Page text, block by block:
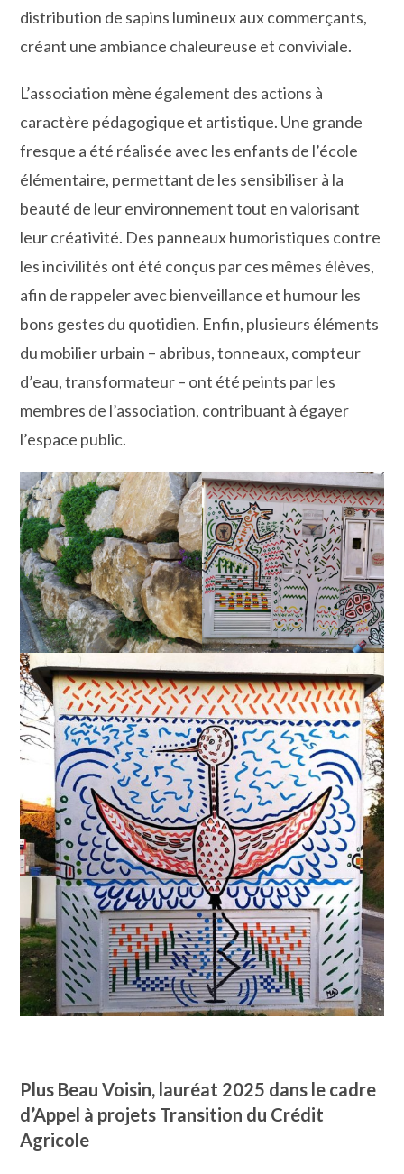
distribution de sapins lumineux aux commerçants,
créant une ambiance chaleureuse et conviviale.
L’association mène également des actions à
caractère pédagogique et artistique. Une grande
fresque a été réalisée avec les enfants de l’école
élémentaire, permettant de les sensibiliser à la
beauté de leur environnement tout en valorisant
leur créativité. Des panneaux humoristiques contre
les incivilités ont été conçus par ces mêmes élèves,
afin de rappeler avec bienveillance et humour les
bons gestes du quotidien. Enfin, plusieurs éléments
du mobilier urbain – abribus, tonneaux, compteur
d’eau, transformateur – ont été peints par les
membres de l’association, contribuant à égayer
l’espace public.
Plus Beau Voisin, lauréat 2025 dans le cadre
d’Appel à projets Transition du Crédit
Agricole